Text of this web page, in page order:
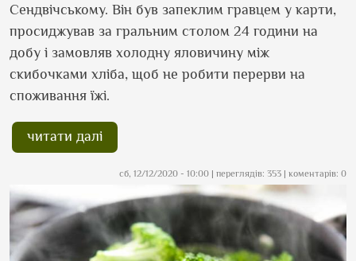
Сендвічському. Він був запеклим гравцем у карти,
просиджував за гральним столом 24 години на
добу і замовляв холодну яловичину між
скибочками хліба, щоб не робити перерви на
споживання їжі.
читати далі
сб, 12/12/2020 - 10:00 | переглядів: 353 | коментарів: 0